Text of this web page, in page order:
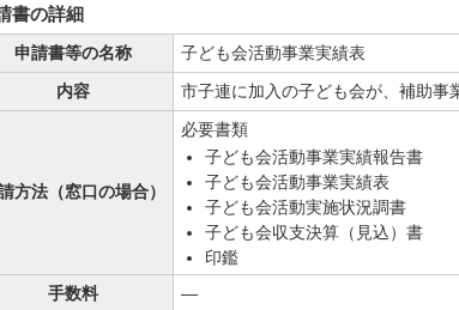
書の詳細
申請書等の名称
子ども会活動事業実績表
内容
市子連に加入の子ども会が、補助事
方法（窓口の場合）
必要書類
子ども会活動事業実績報告書
子ども会活動事業実績表
子ども会活動実施状況調書
子ども会収支決算（見込）書
印鑑
手数料
—